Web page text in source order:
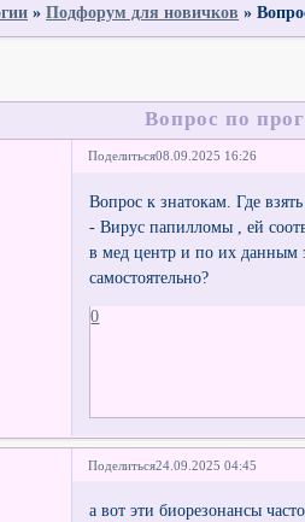
»Подфорум для новичков »
Вопрос по
Поделиться08.09.2025 16:26
Вопрос к знатокам. Где
- Вирус папилломы , ей
в мед центр и по их данным
самостоятельно?
0
Поделиться24.09.2025 04:45
а вот эти биорезонансы